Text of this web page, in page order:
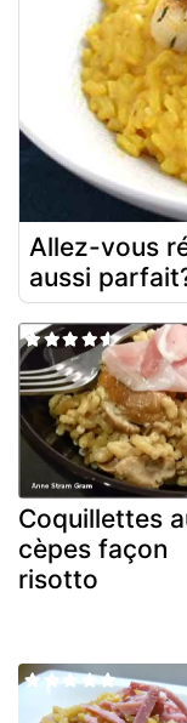
Allez-vous
aussi
Coquillettes
cèpes façon
risotto